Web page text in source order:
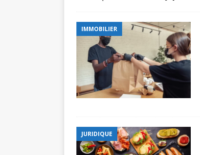
IMMOBILIER
JURIDIQUE